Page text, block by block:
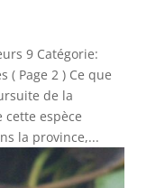
9 Catégorie:
( Page 2 ) Ce que
de la
espèce
la province,...